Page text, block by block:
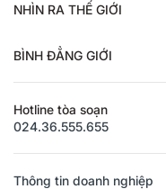
NHÌN RA THẾ GIỚI
BÌNH ĐẲNG GIỚI
Hotline tòa soạn
024.36.555.655
Thông tin doanh nghiệp